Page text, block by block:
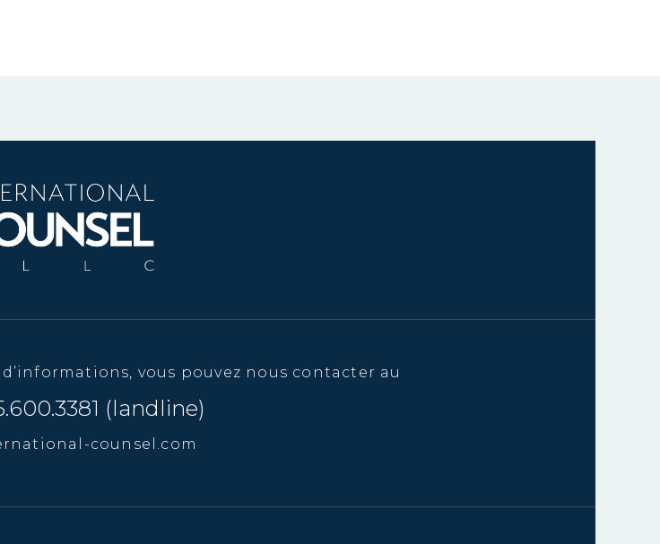
vous pouvez nous contacter au
(landline)
counsel.com